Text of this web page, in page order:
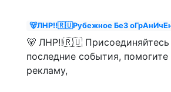
🐻ЛНР‼️🇷🇺Рубежное БеЗ
🐻 ЛНР‼️🇷🇺 Присоединяйтесь
последние события,
рекламу,